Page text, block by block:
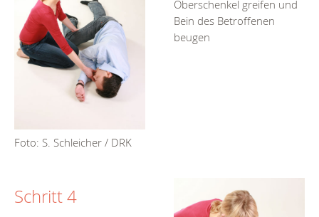
Foto: S. Schleicher / DRK
Oberschenkel greifen und
Bein des Betroffenen
beugen
Schritt 4